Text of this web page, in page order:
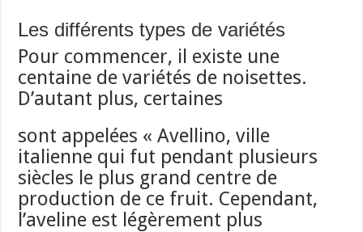
Les différents types de variétés
Pour commencer, il existe une
centaine de variétés de noisettes.
D’autant plus, certaines
sont appelées « Avellino, ville
italienne qui fut pendant plusieurs
siècles le plus grand centre de
production de ce fruit. Cependant,
l’aveline est légèrement plus